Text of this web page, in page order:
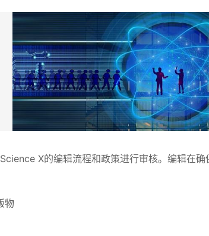
X的编辑流程和政策进行审核。编辑在确
物